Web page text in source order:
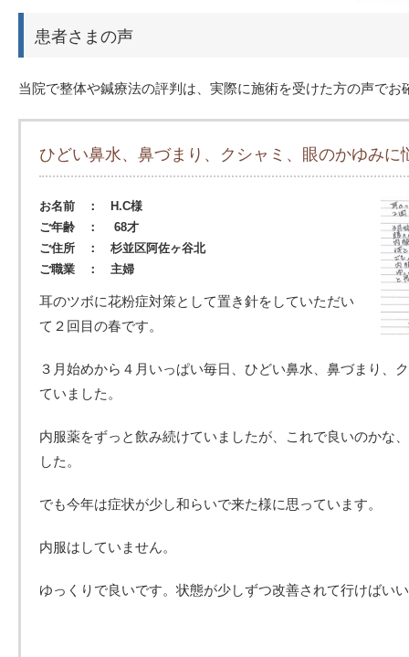
患者さまの声
当院で整体や鍼療法の評判は、実際に施術を受けた方の声でお
ひどい鼻水、鼻づまり、クシャミ、眼のかゆみに
お名前 ： H.C様
ご年齢 ： 68才
ご住所 ： 杉並区阿佐ヶ谷北
ご職業 ： 主婦
耳のツボに花粉症対策として置き針をしていただい
て２回目の春です。
３月始めから４月いっぱい毎日、ひどい鼻水、鼻づまり、
ていました。
内服薬をずっと飲み続けていましたが、これで良いのかな
した。
でも今年は症状が少し和らいで来た様に思っています。
内服はしていません。
ゆっくりで良いです。状態が少しずつ改善されて行けばい